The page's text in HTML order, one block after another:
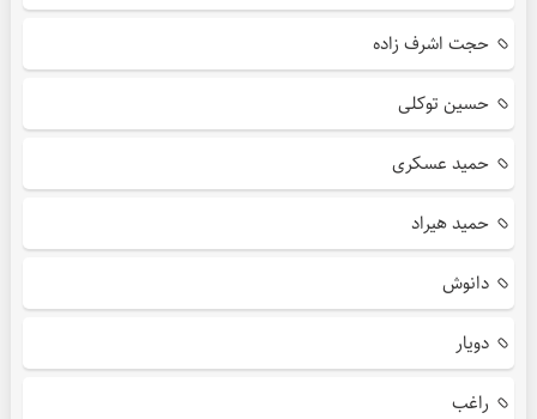
حجت اشرف زاده
حسین توکلی
حمید عسکری
حمید هیراد
دانوش
دویار
راغب